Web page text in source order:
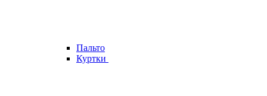
Пальто
Куртки